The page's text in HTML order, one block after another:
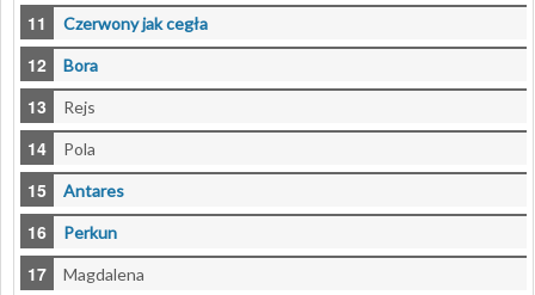
Czerwony jak cegła
Bora
Rejs
Pola
Antares
Perkun
Magdalena